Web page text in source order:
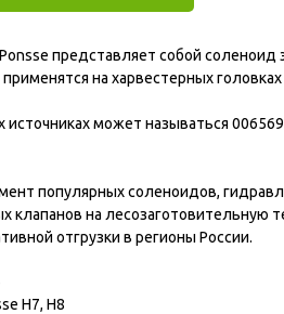
представляет собой соленоид
применятся на харвестерных головках
источниках может называться
популярных соленоидов,
клапанов на лесозаготовительную
отгрузки в регионы России.
H7, H8